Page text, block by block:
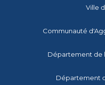
Ville
Communauté
Département de
Département